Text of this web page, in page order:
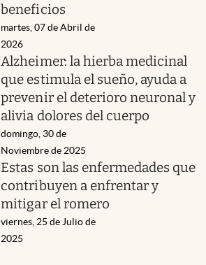
beneficios
martes, 07 de Abril de
2026
Alzheimer: la hierba medicinal
que estimula el sueño, ayuda a
prevenir el deterioro neuronal y
alivia dolores del cuerpo
domingo, 30 de
Noviembre de 2025
Estas son las enfermedades que
contribuyen a enfrentar y
mitigar el romero
viernes, 25 de Julio de
2025